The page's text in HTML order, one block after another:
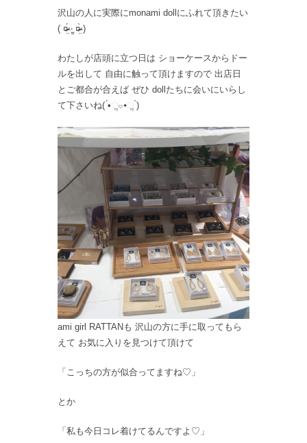
沢山の人に実際にmonami dollにふれて頂きたい
( ¤̴̶̷̤́ ‧̫̮ ¤̴̶̷̤̀ )
わたしが店頭に立つ日は ショーケースからドー
ルを出して 自由に触って頂けますので 出店日
とご都合が合えば ぜひ dollたちに会いにいらし
て下さいね( ́•ૢ⌔•ૢ ̀)
ami girl RATTANも 沢山の方に手に取ってもら
えて お気に入りを見つけて頂けて
「こっちの方が似合ってますね♡」
とか
「私も今日コレ着けてるんですよ♡」